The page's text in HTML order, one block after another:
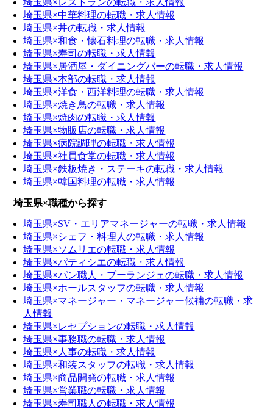
埼玉県×レストランの転職・求人情報
埼玉県×中華料理の転職・求人情報
埼玉県×丼の転職・求人情報
埼玉県×和食・懐石料理の転職・求人情報
埼玉県×寿司の転職・求人情報
埼玉県×居酒屋・ダイニングバーの転職・求人情報
埼玉県×本部の転職・求人情報
埼玉県×洋食・西洋料理の転職・求人情報
埼玉県×焼き鳥の転職・求人情報
埼玉県×焼肉の転職・求人情報
埼玉県×物販店の転職・求人情報
埼玉県×病院調理の転職・求人情報
埼玉県×社員食堂の転職・求人情報
埼玉県×鉄板焼き・ステーキの転職・求人情報
埼玉県×韓国料理の転職・求人情報
埼玉県×職種から探す
埼玉県×SV・エリアマネージャーの転職・求人情報
埼玉県×シェフ・料理人の転職・求人情報
埼玉県×ソムリエの転職・求人情報
埼玉県×パティシエの転職・求人情報
埼玉県×パン職人・ブーランジェの転職・求人情報
埼玉県×ホールスタッフの転職・求人情報
埼玉県×マネージャー・マネージャー候補の転職・求
人情報
埼玉県×レセプションの転職・求人情報
埼玉県×事務職の転職・求人情報
埼玉県×人事の転職・求人情報
埼玉県×和装スタッフの転職・求人情報
埼玉県×商品開発の転職・求人情報
埼玉県×営業職の転職・求人情報
埼玉県×寿司職人の転職・求人情報